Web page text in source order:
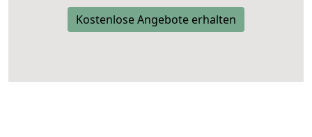
Kostenlose Angebote erhalten